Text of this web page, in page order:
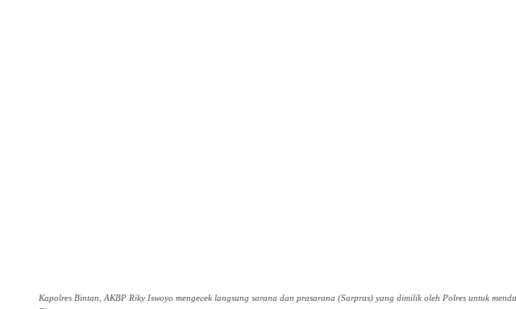
Kapolres Bintan, AKBP Riky Iswoyo mengecek langsung sarana dan prasarana (Sarpras) yang dimilik oleh Polres untuk